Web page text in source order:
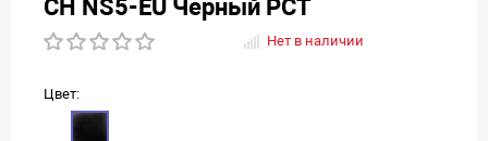
CH NS5-EU Черный РСТ
Нет в наличии
Цвет: